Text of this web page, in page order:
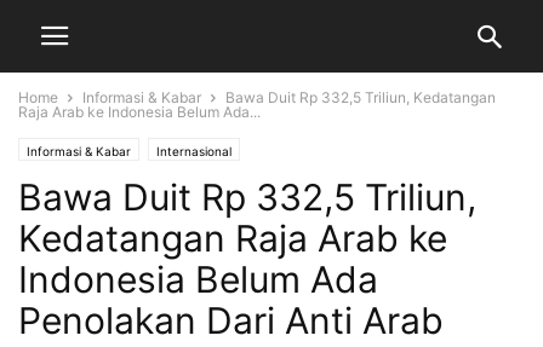
Home Informasi & Kabar
Bawa Duit Rp 332,5 Triliun, Kedatangan
Raja Arab ke Indonesia Belum Ada...
Informasi & Kabar Internasional
Bawa Duit Rp 332,5 Triliun,
Kedatangan Raja Arab ke
Indonesia Belum Ada
Penolakan Dari Anti Arab